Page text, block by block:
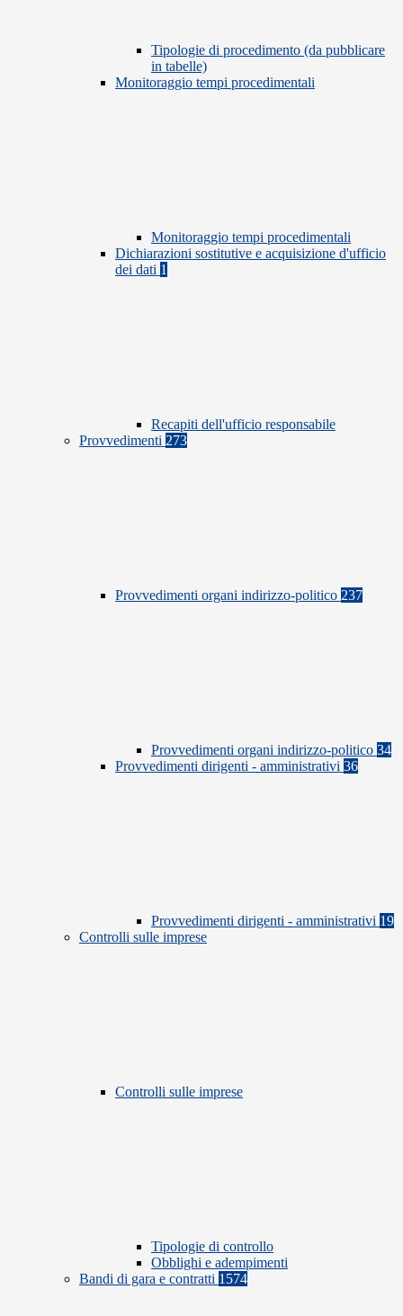
Tipologie di procedimento (da pubblicare
in tabelle)
Monitoraggio tempi procedimentali
Monitoraggio tempi procedimentali
Dichiarazioni sostitutive e acquisizione d'ufficio
dei dati 1
Recapiti dell'ufficio responsabile
Provvedimenti 273
Provvedimenti organi indirizzo-politico 237
Provvedimenti organi indirizzo-politico 34
Provvedimenti dirigenti - amministrativi 36
Provvedimenti dirigenti - amministrativi 19
Controlli sulle imprese
Controlli sulle imprese
Tipologie di controllo
Obblighi e adempimenti
Bandi di gara e contratti 1574